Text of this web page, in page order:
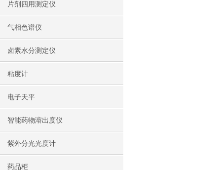
片剂四用测定仪
气相色谱仪
卤素水分测定仪
粘度计
电子天平
智能药物溶出度仪
紫外分光光度计
药品柜